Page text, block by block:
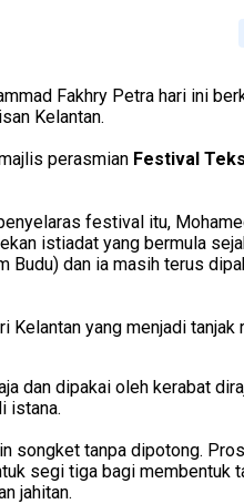
Fakhry Petra hari ini
Kelantan.
perasmian Festival
festival itu,
istiadat yang bermula
Budu) dan ia masih terus
Kelantan yang menjadi tanjak
dan dipakai oleh kerabat
istana.
songket tanpa dipotong.
segi tiga bagi membentuk
jahitan.